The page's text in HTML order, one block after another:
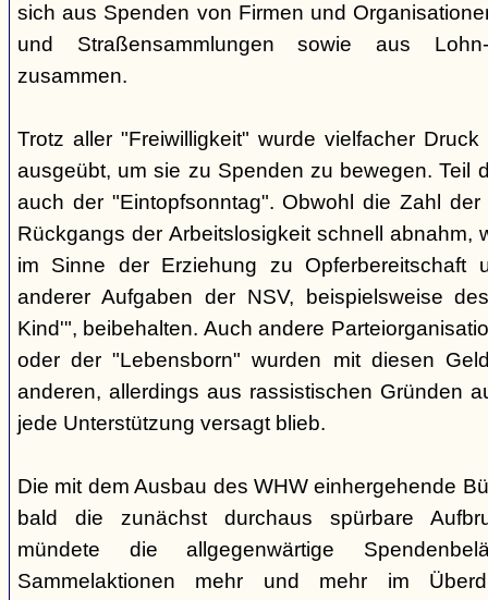
sich aus Spenden von Firmen und
und Straßensammlungen sowie aus
zusammen.
Trotz aller "Freiwilligkeit" wurde vielfacher
ausgeübt, um sie zu Spenden zu bewegen. Teil
auch der "Eintopfsonntag". Obwohl die Zahl
Rückgangs der Arbeitslosigkeit schnell abnahm,
im Sinne der Erziehung zu Opferbereitschaft
anderer Aufgaben der NSV, beispielsweise
Kind'", beibehalten. Auch andere
oder der "Lebensborn" wurden mit diesen
anderen, allerdings aus rassistischen Gründen
jede Unterstützung versagt blieb.
Die mit dem Ausbau des WHW einhergehende
bald die zunächst durchaus spürbare
mündete die allgegenwärtige
Sammelaktionen mehr und mehr im